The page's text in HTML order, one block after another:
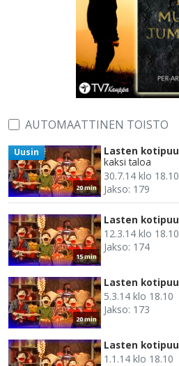
AUTOMAATTINEN TOISTO
20 min
Uusin Lasten kotipuu
kaksi taloa
30.7.14 klo 18.10
Jakso: 179
15 min
Lasten kotipuu
12.3.14 klo 18.10
Jakso: 174
20 min
Lasten kotipuu
5.3.14 klo 18.10
Jakso: 173
Lasten kotipuu
1.1.14 klo 18.10